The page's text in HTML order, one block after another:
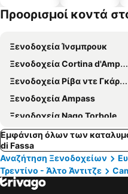
Προορισμοί κοντά
Ξενοδοχεία Ίνσμπρουκ
Ξενοδοχεία Cortina d'Ampezzo
Ξενοδοχεία Ρίβα ντε Γκάρντα
Ξενοδοχεία Ampass
Ξενοδοχεία Nago Torbole
Εμφάνιση όλων των
di Fassa
Αναζήτηση Ξενοδοχείων
Τρεντίνο - Άλτο Άντιτζε